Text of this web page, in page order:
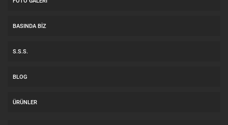
BASINDA BIZ
S.S.S.
BLOG
ÜRÜNLER